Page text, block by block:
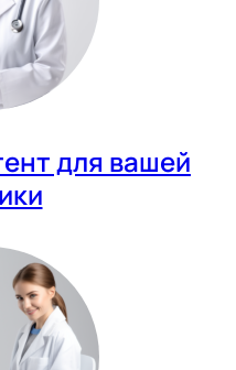
для вашей